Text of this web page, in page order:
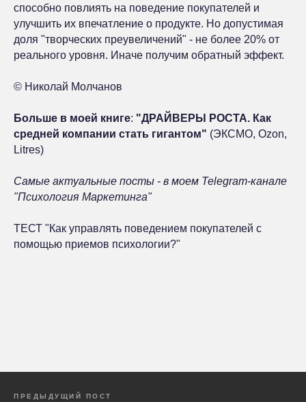
способно повлиять на поведение покупателей и
улучшить их впечатление о продукте. Но допустимая
доля "творческих преувеличений" - не более 20% от
реального уровня. Иначе получим обратный эффект.
© Николай Молчанов
Больше в моей книге: "ДРАЙВЕРЫ РОСТА. Как
средней компании стать гигантом" (ЭКСМО, Ozon,
Litres)
Самые актуальные посты - в моем Telegram-канале
"Психология Маркетинга"
ТЕСТ "Как управлять поведением покупателей с
помощью приемов психологии?"
ПРЕДЫДУЩИЙ ПОСТ